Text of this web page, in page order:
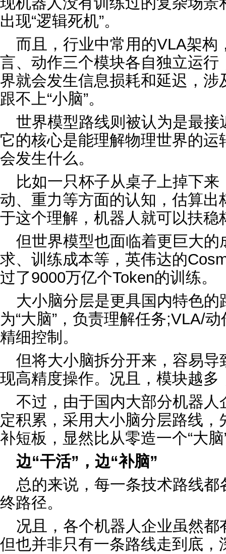
出现“逻辑死机”。
而且，行业中常用的VLA架构
言、动作三个模块各自独立运
界就会发生信息损耗和延迟，涉
跟不上“小脑”。
世界模型路线则被认为是最
它的核心是能理解物理世界的
会发生什么。
比如一只杯子从桌子上掉下
动、重力等方面的认知，估算
于这个理解，机器人就可以扶稳
但世界模型也面临着更巨大
求、训练成本等，英伟达的
过了9000万亿个Token的训练。
大小脑分层是更具国内特色
为“大脑”，负责理解任务;VLA/
精细控制。
但将大小脑拆分开来，容易
现高精度操作。况且，模块越多
不过，由于国内大部分机器人
定积累，采用大小脑分层路线
补短板，显然比从零造一个“大
边“干活”，边“补脑”
总的来说，每一条技术路线
终路径。
况且，各个机器人企业虽然
但也并非只有一条路线走到底